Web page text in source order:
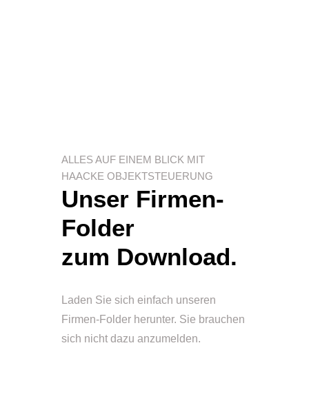
ALLES AUF EINEM BLICK MIT
HAACKE OBJEKTSTEUERUNG
Unser Firmen-
Folder
zum Download.
Laden Sie sich einfach unseren
Firmen-Folder herunter. Sie brauchen
sich nicht dazu anzumelden.